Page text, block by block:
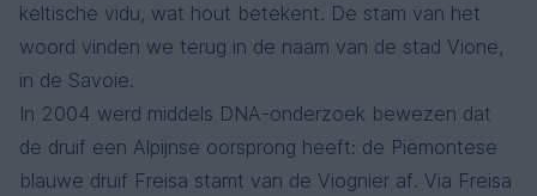
keltische vidu, wat hout betekent. De stam van het
woord vinden we terug in de naam van de stad Vione,
in de Savoie.
In 2004 werd middels DNA-onderzoek bewezen dat
de druif een Alpijnse oorsprong heeft: de Piëmontese
blauwe druif Freisa stamt van de Viognier af. Via Freisa